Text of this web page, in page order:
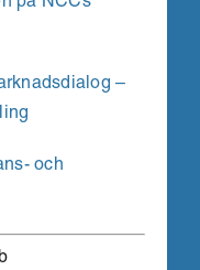
–
och